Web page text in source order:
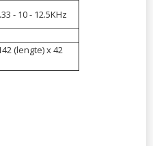
- 10 - 12.5KHz
(lengte) x 42